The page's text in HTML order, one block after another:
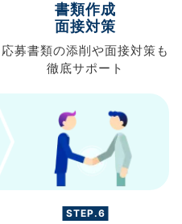
書類作成
面接対策
応募書類の添削や面接対策も
徹底サポート
STEP.6